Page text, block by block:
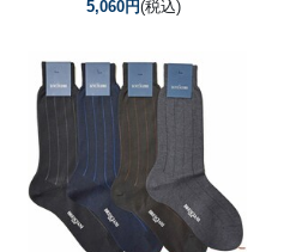
5,060円(税込)